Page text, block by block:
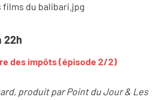
22h
des impôts (épisode 2/2)
produit par Point du Jour & Les